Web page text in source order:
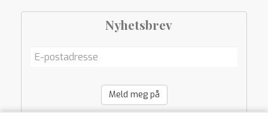
Nyhetsbrev
Meld meg på